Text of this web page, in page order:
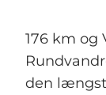
176 km og
den